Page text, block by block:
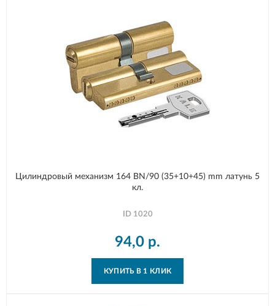
Цилиндровый механизм 164 BN/90 (35+10+45) mm латунь 5
кл.
ID 1020
94,0 р.
КУПИТЬ В 1 КЛИК